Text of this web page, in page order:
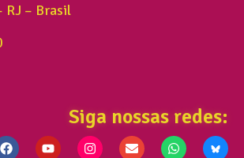
RJ – Brasil
Siga nossas redes: